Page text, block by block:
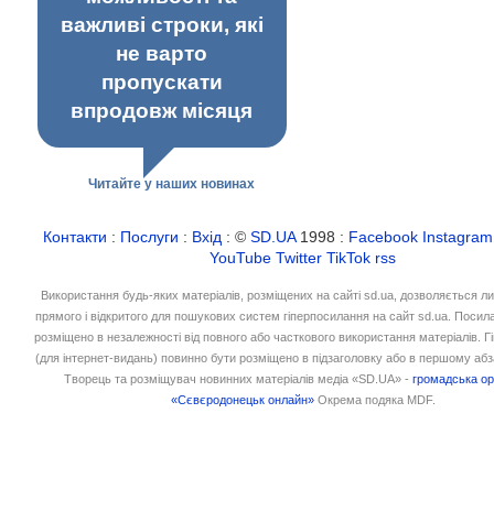
важливі строки, які
не варто
пропускати
впродовж місяця
Читайте у наших новинах
Контакти : Послуги : Вхід : ©SD.UA1998 : Facebook Instagram
YouTube Twitter TikTok rss
Використання будь-яких матеріалів, розміщених на сайті sd.ua, дозволяється
прямого і відкритого для пошукових систем гіперпосилання на сайт sd.ua.
розміщено в незалежності від повного або часткового використання матеріалів.
(для інтернет-видань) повинно бути розміщено в підзаголовку або в першому
Творець та розміщувач новинних матеріалів медіа «SD.UA» -громадська
«Сєвєродонецьк онлайн» Окрема подяка MDF.